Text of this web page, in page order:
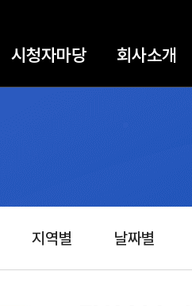
시청자마당 회사소개
지역별 날짜별